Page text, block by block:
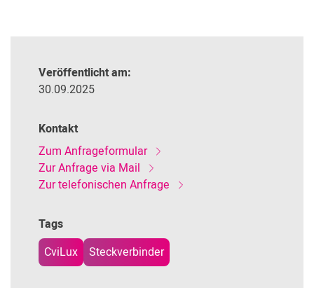
Veröffentlicht am:
30.09.2025
Kontakt
Zum Anfrageformular
Zur Anfrage via Mail
Zur telefonischen Anfrage
Tags
CviLux
Steckverbinder